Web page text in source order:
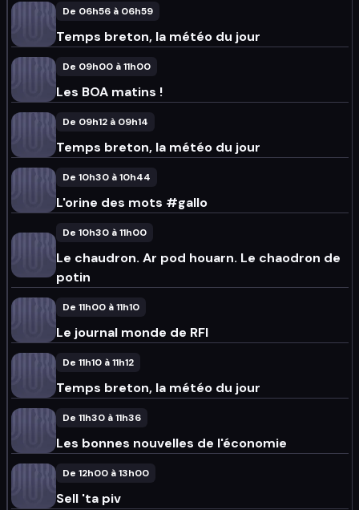
De 06h56 à 06h59
Temps breton, la météo du jour
De 09h00 à 11h00
Les BOA matins !
De 09h12 à 09h14
Temps breton, la météo du jour
De 10h30 à 10h44
L'orine des mots #gallo
De 10h30 à 11h00
Le chaudron. Ar pod houarn. Le chaodron de
potin
De 11h00 à 11h10
Le journal monde de RFI
De 11h10 à 11h12
Temps breton, la météo du jour
De 11h30 à 11h36
Les bonnes nouvelles de l'économie
De 12h00 à 13h00
Sell 'ta piv